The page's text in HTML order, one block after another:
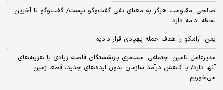
صالحی: مقاومت هرگز به معنای نفی گفت‌وگو نیست/ گفت‌وگو تا آخرین
لحظه ادامه دارد
یمن: آرامکو را هدف حمله پهپادی قرار دادیم
مدیرعامل تامین اجتماعی: مستمری بازنشستگان فاصله زیادی با هزینه‌های
آنها دارد/ با کاهش درآمد سازمان بدون ایده‌های جدید، قطعا زمین
می‌خوریم